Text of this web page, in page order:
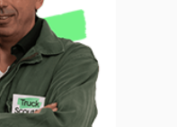
/ Ackerwalze